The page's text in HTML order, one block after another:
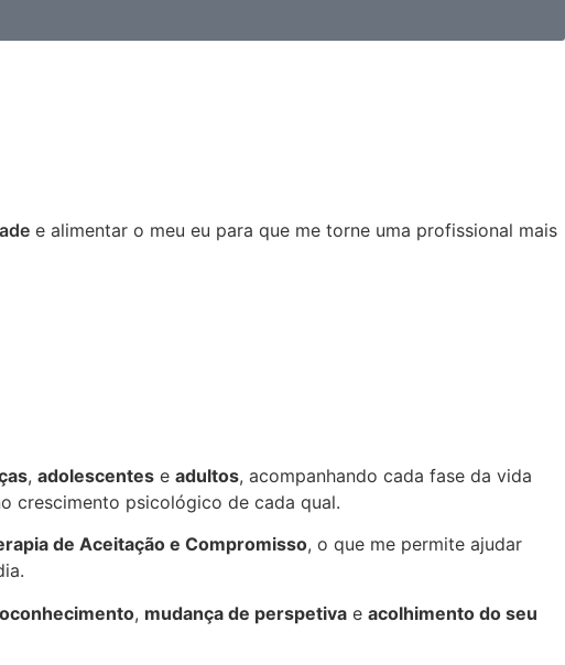
e alimentar o meu eu para que me torne uma profissional mais
, adolescentes e adultos, acompanhando cada fase da vida
crescimento psicológico de cada qual.
de Aceitação e Compromisso, o que me permite ajudar
, mudança de perspetiva e acolhimento do seu